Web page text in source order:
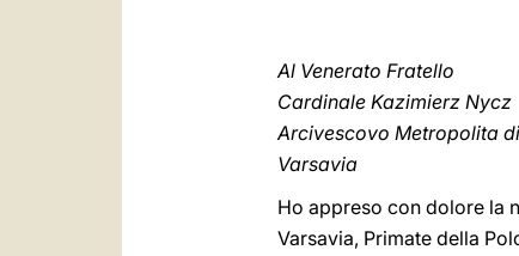
Al Venerato Fratello
Cardinale Kazimierz Nycz
Arcivescovo Metropolita
Varsavia
Ho appreso con dolore la
Varsavia, Primate della